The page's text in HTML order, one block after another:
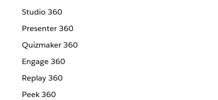
Studio 360
Presenter 360
Quizmaker 360
Engage 360
Replay 360
Peek 360